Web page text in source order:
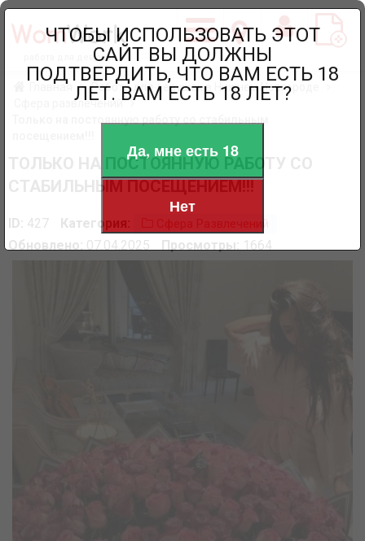
работа для девушек
Главная
Работа для девушек в Нижнем Новгороде
Сфера развлечений
ТОЛЬКО НА ПОСТОЯННУЮ РАБОТУ СО
СТАБИЛЬНЫМ ПОСЕЩЕНИЕМ!!!
ID: 427 Категория: Сфера Развлечений
Обновлено: 07.04.2025 Просмотры: 1664
ЧТОБЫ ИСПОЛЬЗОВАТЬ ЭТОТ
САЙТ ВЫ ДОЛЖНЫ
ПОДТВЕРДИТЬ, ЧТО ВАМ ЕСТЬ 18
ЛЕТ. ВАМ ЕСТЬ 18 ЛЕТ?
Да, мне есть 18
Нет